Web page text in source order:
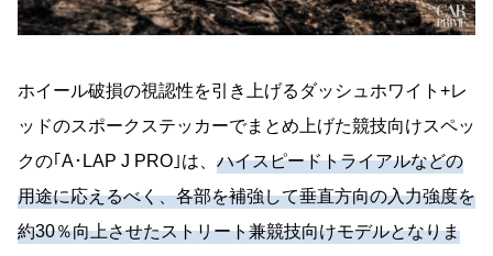
ホイール破損の視認性を引き上げるダッシュホワイト+レ
ッドのスポークステッカーでまとめ上げた競技向けスペッ
クの｢A･LAP J PRO｣は、 ハイスピードトライアルなどの
用途に応えるべく、各部を補強して垂直方向の入力強度を
約30％向上させたストリート兼競技向けモデルとなりま